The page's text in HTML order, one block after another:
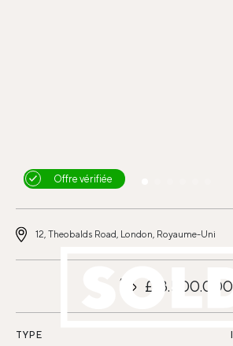
Offre vérifiée
12, Theobalds Road, London, Royaume-Uni
£18.500.000
TYPE